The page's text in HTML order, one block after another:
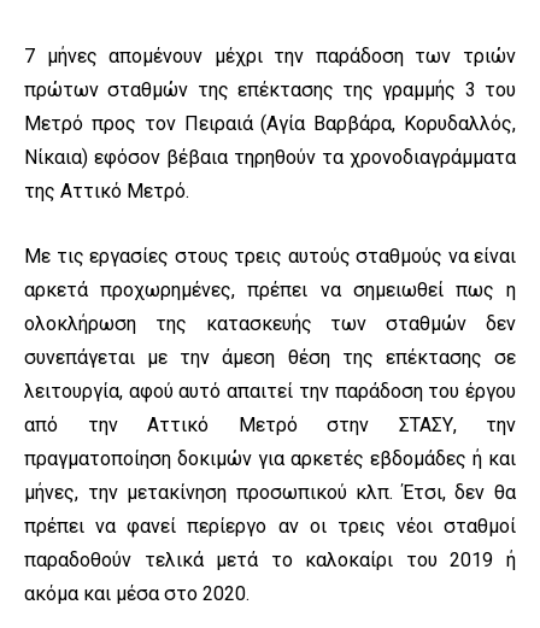
7 μήνες απομένουν μέχρι την παράδοση των τριών
πρώτων σταθμών της επέκτασης της γραμμής 3 του
Μετρό προς τον Πειραιά (Αγία Βαρβάρα, Κορυδαλλός,
Νίκαια) εφόσον βέβαια τηρηθούν τα χρονοδιαγράμματα
της Αττικό Μετρό.
Με τις εργασίες στους τρεις αυτούς σταθμούς να είναι
αρκετά προχωρημένες, πρέπει να σημειωθεί πως η
ολοκλήρωση της κατασκευής των σταθμών δεν
συνεπάγεται με την άμεση θέση της επέκτασης σε
λειτουργία, αφού αυτό απαιτεί την παράδοση του έργου
από την Αττικό Μετρό στην ΣΤΑΣΥ, την
πραγματοποίηση δοκιμών για αρκετές εβδομάδες ή και
μήνες, την μετακίνηση προσωπικού κλπ. Έτσι, δεν θα
πρέπει να φανεί περίεργο αν οι τρεις νέοι σταθμοί
παραδοθούν τελικά μετά το καλοκαίρι του 2019 ή
ακόμα και μέσα στο 2020.